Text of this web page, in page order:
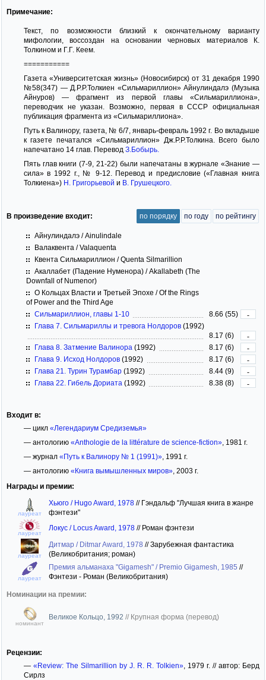
Примечание:
Текст, по возможности близкий к окончательному варианту
мифологии, воссоздан на основании черновых материалов К.
Толкином и Г.Г. Кеем.
===========
Газета «Университетская жизнь» (Новосибирск) от 31 декабря 1990
№58(347) — Д.Р.Р.Толкиен «Сильмариллион» Айнулиндалэ (Музыка
Айнуров) — фрагмент из первой главы «Сильмариллиона»,
переводчик не указан. Возможно, первая в СССР официальная
публикация фрагмента из «Сильмариллиона».
Путь к Валинору, газета, № 6/7, январь-февраль 1992 г. Во вкладыше
к газете печатался «Сильмариллион» Дж.Р.Р.Толкина. Всего было
напечатано 14 глав. Перевод З.Бобырь.
Пять глав книги (7-9, 21-22) были напечатаны в журнале «Знание —
сила» в 1992 г., № 9-12. Перевод и предисловие («Главная книга
Толкиена») Н. Григорьевой и В. Грушецкого.
В произведение входит: по порядку по году по рейтингу
Айнулиндалэ / Ainulindale
Валаквента / Valaquenta
Квента Сильмариллион / Quenta Silmarillion
Акаллабет (Падение Нуменора) / Akallabeth (The
Downfall of Numenor)
О Кольцах Власти и Третьей Эпохе / Of the Rings
of Power and the Third Age
Сильмариллион, главы 1-10
8.66 (55)
-
Глава 7. Сильмариллы и тревога Нолдоров (1992)
8.17 (6)
-
Глава 8. Затмение Валинора (1992) 8.17 (6)
-
Глава 9. Исход Нолдоров (1992) 8.17 (6)
-
Глава 21. Турин Турамбар (1992) 8.44 (9)
-
Глава 22. Гибель Дориата (1992) 8.38 (8) -
Входит в:
— цикл «Легендариум Средиземья»
— антологию «Anthologie de la littérature de science-fiction», 1981 г.
— журнал «Путь к Валинору № 1 (1991)», 1991 г.
— антологию «Книга вымышленных миров», 2003 г.
Награды и премии:
лауреат
Хьюго / Hugo Award, 1978 // Гэндальф "Лучшая книга в жанре
фэнтези"
лауреат
Локус / Locus Award, 1978 // Роман фэнтези
лауреат
Дитмар / Ditmar Award, 1978 //Зарубежная фантастика
(Великобритания; роман)
лауреат
Премия альманаха "Gigamesh" / Premio Gigamesh, 1985 //
Фэнтези - Роман (Великобритания)
Номинации на премии:
номинант
Великое Кольцо, 1992 // Крупная форма (перевод)
Рецензии:
— «Review: The Silmarillion by J. R. R. Tolkien», 1979 г. // автор: Берд
Сирлз